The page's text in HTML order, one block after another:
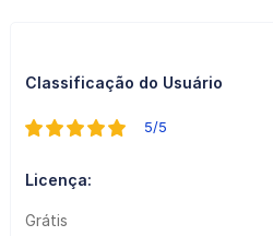
Classificação do Usuário
5/5
Licença:
Grátis